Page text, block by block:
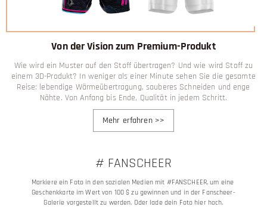
Von der Vision zum Premium-Produkt
Wie wird ein Muster auf den Stoff übertragen? Und wie wird Stoff zu
einem 3D-Produkt? In weniger als einer Minute sehen Sie die gesamte
Reise: lebendige Wärmeübertragung, sauberes Schneiden und enge
Nähte. Von Anfang bis Ende, Qualität in jedem Schritt.
Mehr erfahren>>
# FANSCHEER
Markiere ein Foto in den sozialen Medien mit #FANSCHEER, um eine
Geschenkkarte im Wert von 100 $ zu gewinnen und in der Fanscheer-
Galerie vorgestellt zu werden. Oder lade dein Foto hier hoch.